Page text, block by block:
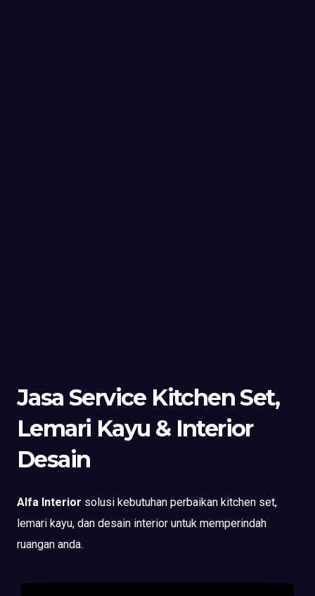
Jasa Service Kitchen Set,
Lemari Kayu & Interior
Desain
Alfa Interior solusi kebutuhan perbaikan kitchen set,
lemari kayu, dan desain interior untuk memperindah
ruangan anda.